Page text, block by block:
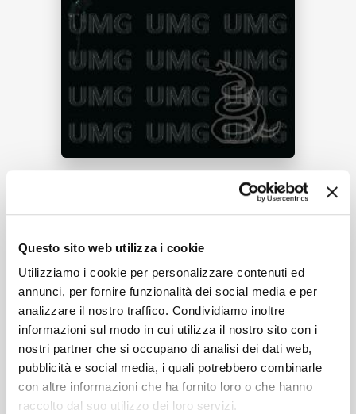
Questo sito web utilizza i cookie
Utilizziamo i cookie per personalizzare contenuti ed
annunci, per fornire funzionalità dei social media e per
analizzare il nostro traffico. Condividiamo inoltre
informazioni sul modo in cui utilizza il nostro sito con i
nostri partner che si occupano di analisi dei dati web,
pubblicità e social media, i quali potrebbero combinarle
con altre informazioni che ha fornito loro o che hanno
raccolto dal suo utilizzo dei loro servizi.
Tracklist:
1 Holier Than Thou(Pre-Production
Rehearsal)
Metallica
Formati disponibili:
TOUR
NEWS
RICERCA
CHI SIAMO
CONTATTI